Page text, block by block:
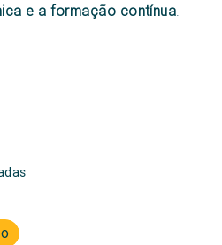
e a formação contínua